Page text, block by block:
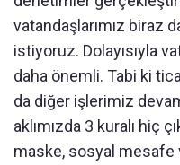
vatandaşlarımız biraz
istiyoruz. Dolayısıyla
daha önemli. Tabi ki
da diğer işlerimiz
aklımızda 3 kuralı hiç
maske, sosyal